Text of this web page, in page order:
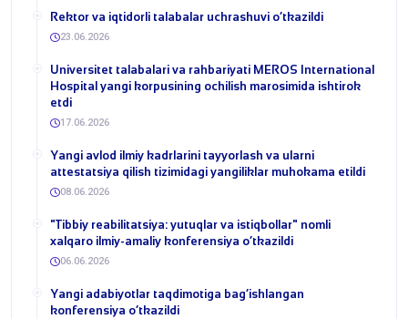
​Rektor va iqtidorli talabalar uchrashuvi o‘tkazildi
23.06.2026
Universitet talabalari va rahbariyati MEROS International
Hospital yangi korpusining ochilish marosimida ishtirok
etdi
17.06.2026
Yangi avlod ilmiy kadrlarini tayyorlash va ularni
attestatsiya qilish tizimidagi yangiliklar muhokama etildi
08.06.2026
​"Tibbiy reabilitatsiya: yutuqlar va istiqbollar" nomli
xalqaro ilmiy-amaliy konferensiya o‘tkazildi
06.06.2026
​Yangi adabiyotlar taqdimotiga bag‘ishlangan
konferensiya o‘tkazildi